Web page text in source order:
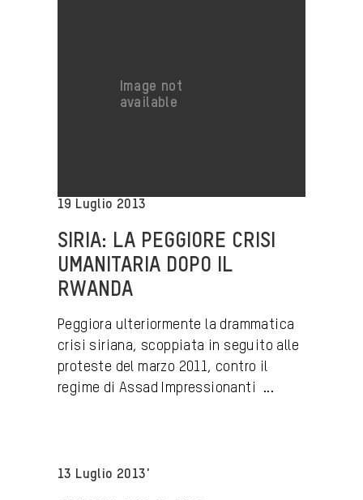
19 Luglio 2013
SIRIA: LA PEGGIORE CRISI
UMANITARIA DOPO IL
RWANDA
Peggiora ulteriormente la drammatica
crisi siriana, scoppiata in seguito alle
proteste del marzo 2011, contro il
regime di Assad Impressionanti ...
13 Luglio 2013'